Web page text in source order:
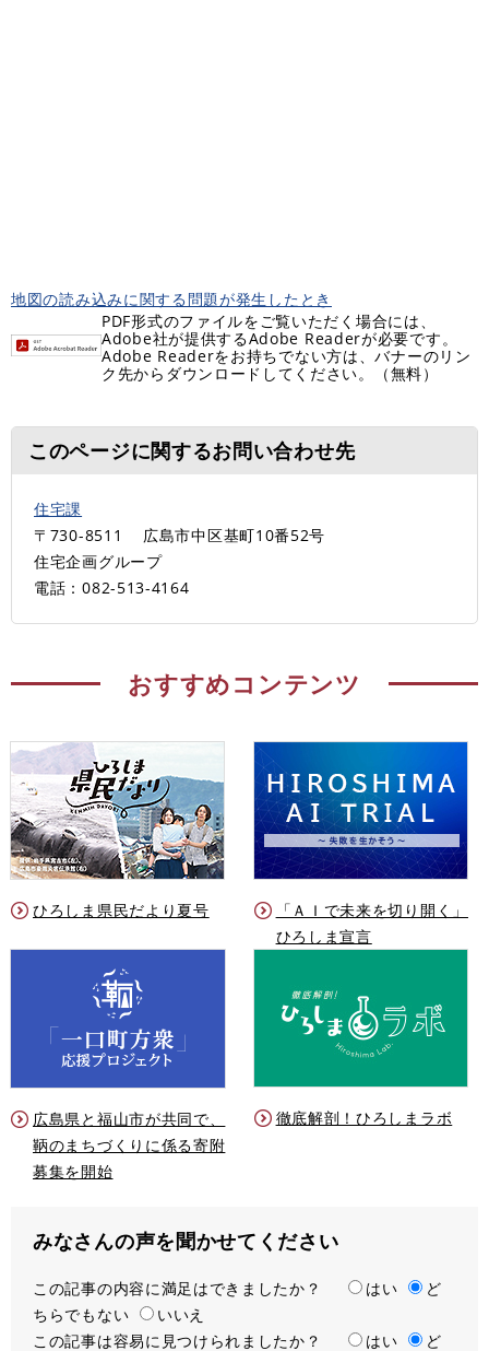
地図の読み込みに関する問題が発生したとき
PDF形式のファイルをご覧いただく場合には、
Adobe社が提供するAdobe Readerが必要です。
Adobe Readerをお持ちでない方は、バナーのリン
ク先からダウンロードしてください。（無料）
このページに関するお問い合わせ先
住宅課
〒730-8511
広島市中区基町10番52号
住宅企画グループ
電話：082-513-4164
おすすめコンテンツ
ひろしま県民だより夏号
「ＡＩで未来を切り開く」
ひろしま宣言
広島県と福山市が共同で、
鞆のまちづくりに係る寄附
募集を開始
徹底解剖！ひろしまラボ
みなさんの声を聞かせてください
満
足
度
この記事の内容に満足はできましたか？ はい
ど
ちらでもない
いいえ
容
この記事は容易に見つけられましたか？ はい
ど